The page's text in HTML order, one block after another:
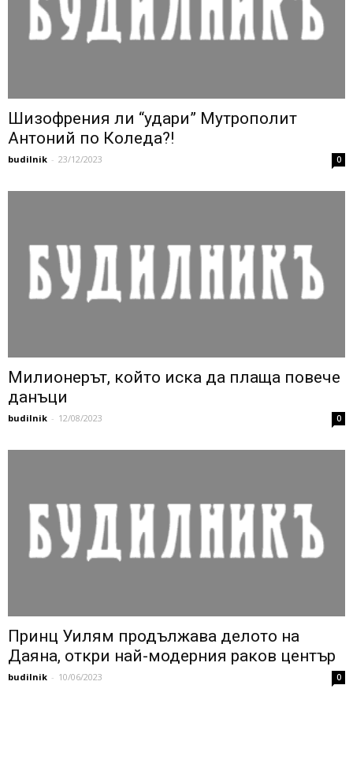
Шизофрения ли “удари” Мутрополит
Антоний по Коледа?!
budilnik - 23/12/2023 0
Милионерът, който иска да плаща повече
данъци
budilnik - 12/08/2023 0
Принц Уилям продължава делото на
Даяна, откри най-модерния раков център
budilnik - 10/06/2023 0